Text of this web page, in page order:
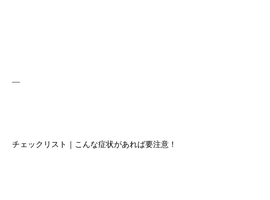
—
チェックリスト｜こんな症状があれば要注意！